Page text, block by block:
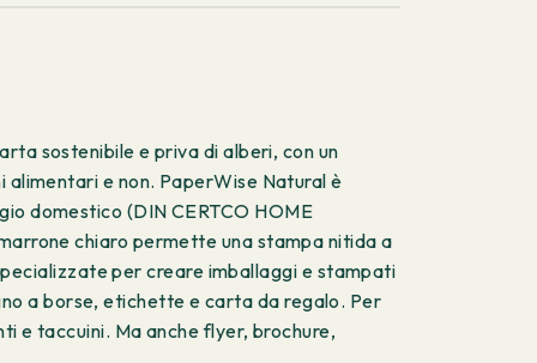
sostenibile e priva di alberi, con un
e non. PaperWise Natural è
domestico (DIN CERTCO HOME
chiaro permette una stampa nitida a
per creare imballaggi e stampati
a borse, etichette e carta da regalo. Per
e taccuini. Ma anche flyer, brochure,